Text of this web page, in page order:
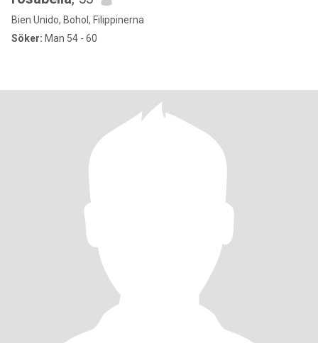
Bien Unido, Bohol, Filippinerna
Söker: Man 54 - 60